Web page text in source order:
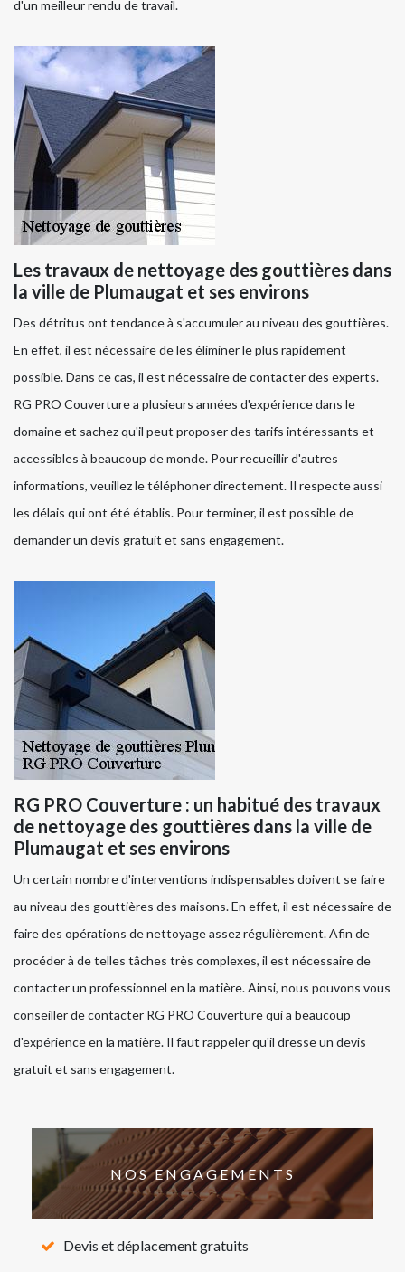
d'un meilleur rendu de travail.
Les travaux de nettoyage des gouttières dans
la ville de Plumaugat et ses environs
Des détritus ont tendance à s'accumuler au niveau des gouttières.
En effet, il est nécessaire de les éliminer le plus rapidement
possible. Dans ce cas, il est nécessaire de contacter des experts.
RG PRO Couverture a plusieurs années d'expérience dans le
domaine et sachez qu'il peut proposer des tarifs intéressants et
accessibles à beaucoup de monde. Pour recueillir d'autres
informations, veuillez le téléphoner directement. Il respecte aussi
les délais qui ont été établis. Pour terminer, il est possible de
demander un devis gratuit et sans engagement.
RG PRO Couverture : un habitué des travaux
de nettoyage des gouttières dans la ville de
Plumaugat et ses environs
Un certain nombre d'interventions indispensables doivent se faire
au niveau des gouttières des maisons. En effet, il est nécessaire de
faire des opérations de nettoyage assez régulièrement. Afin de
procéder à de telles tâches très complexes, il est nécessaire de
contacter un professionnel en la matière. Ainsi, nous pouvons vous
conseiller de contacter RG PRO Couverture qui a beaucoup
d'expérience en la matière. Il faut rappeler qu'il dresse un devis
gratuit et sans engagement.
NOS ENGAGEMENTS
Devis et déplacement gratuits